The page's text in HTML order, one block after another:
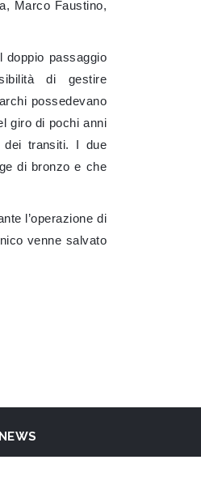
Marco Faustino,
doppio passaggio
di gestire
possedevano
giro di pochi anni
dei transiti. I due
di bronzo e che
l’operazione di
venne salvato
NEWS